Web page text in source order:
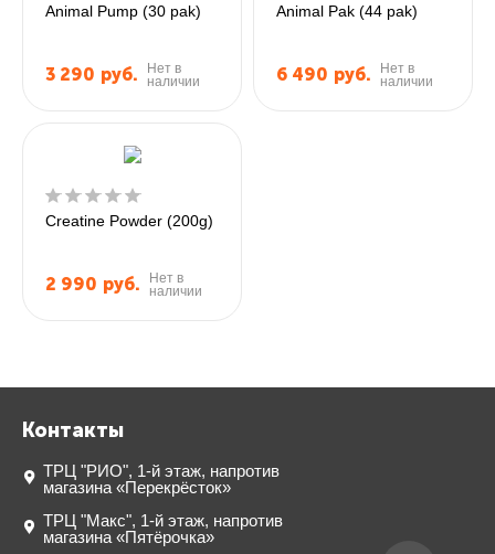
Animal Pump (30 pak)
3 290 руб.
Нет в
наличии
Animal Pak (44 pak)
6 490 руб.
Нет в
наличии
Creatine Powder (200g)
2 990 руб.
Нет в
наличии
Контакты
ТРЦ "РИО", 1-й этаж, напротив
магазина «Перекрёсток»
ТРЦ "Макс", 1-й этаж, напротив
магазина «Пятёрочка»